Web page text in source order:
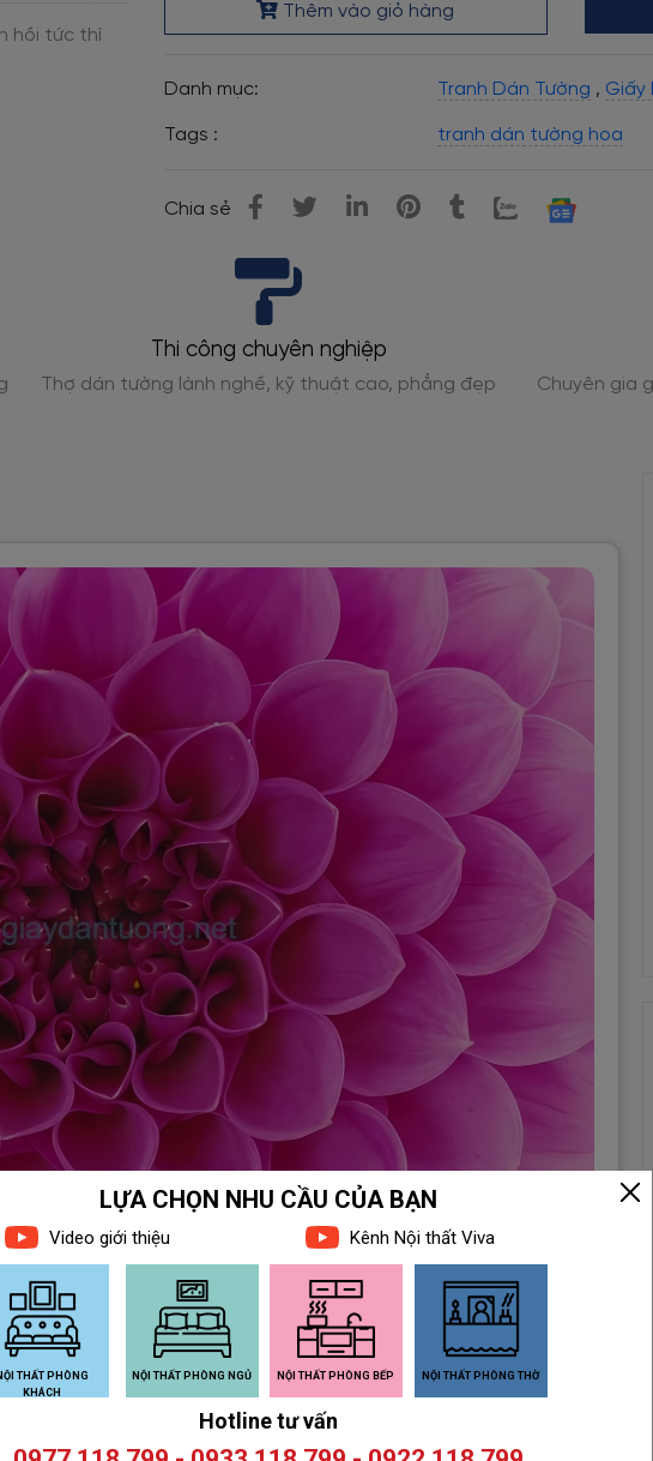
Thêm vào giỏ hàng
Danh mục: Tranh Dán Tường , Giấy
Tags : tranh dán tường hoa
Chia sẻ
cao, phẳng đẹp
Tư vấn phối màu
Chuyên gia gợi ý phối màu phù hợp phong cách
PHẨM LIÊN QUAN